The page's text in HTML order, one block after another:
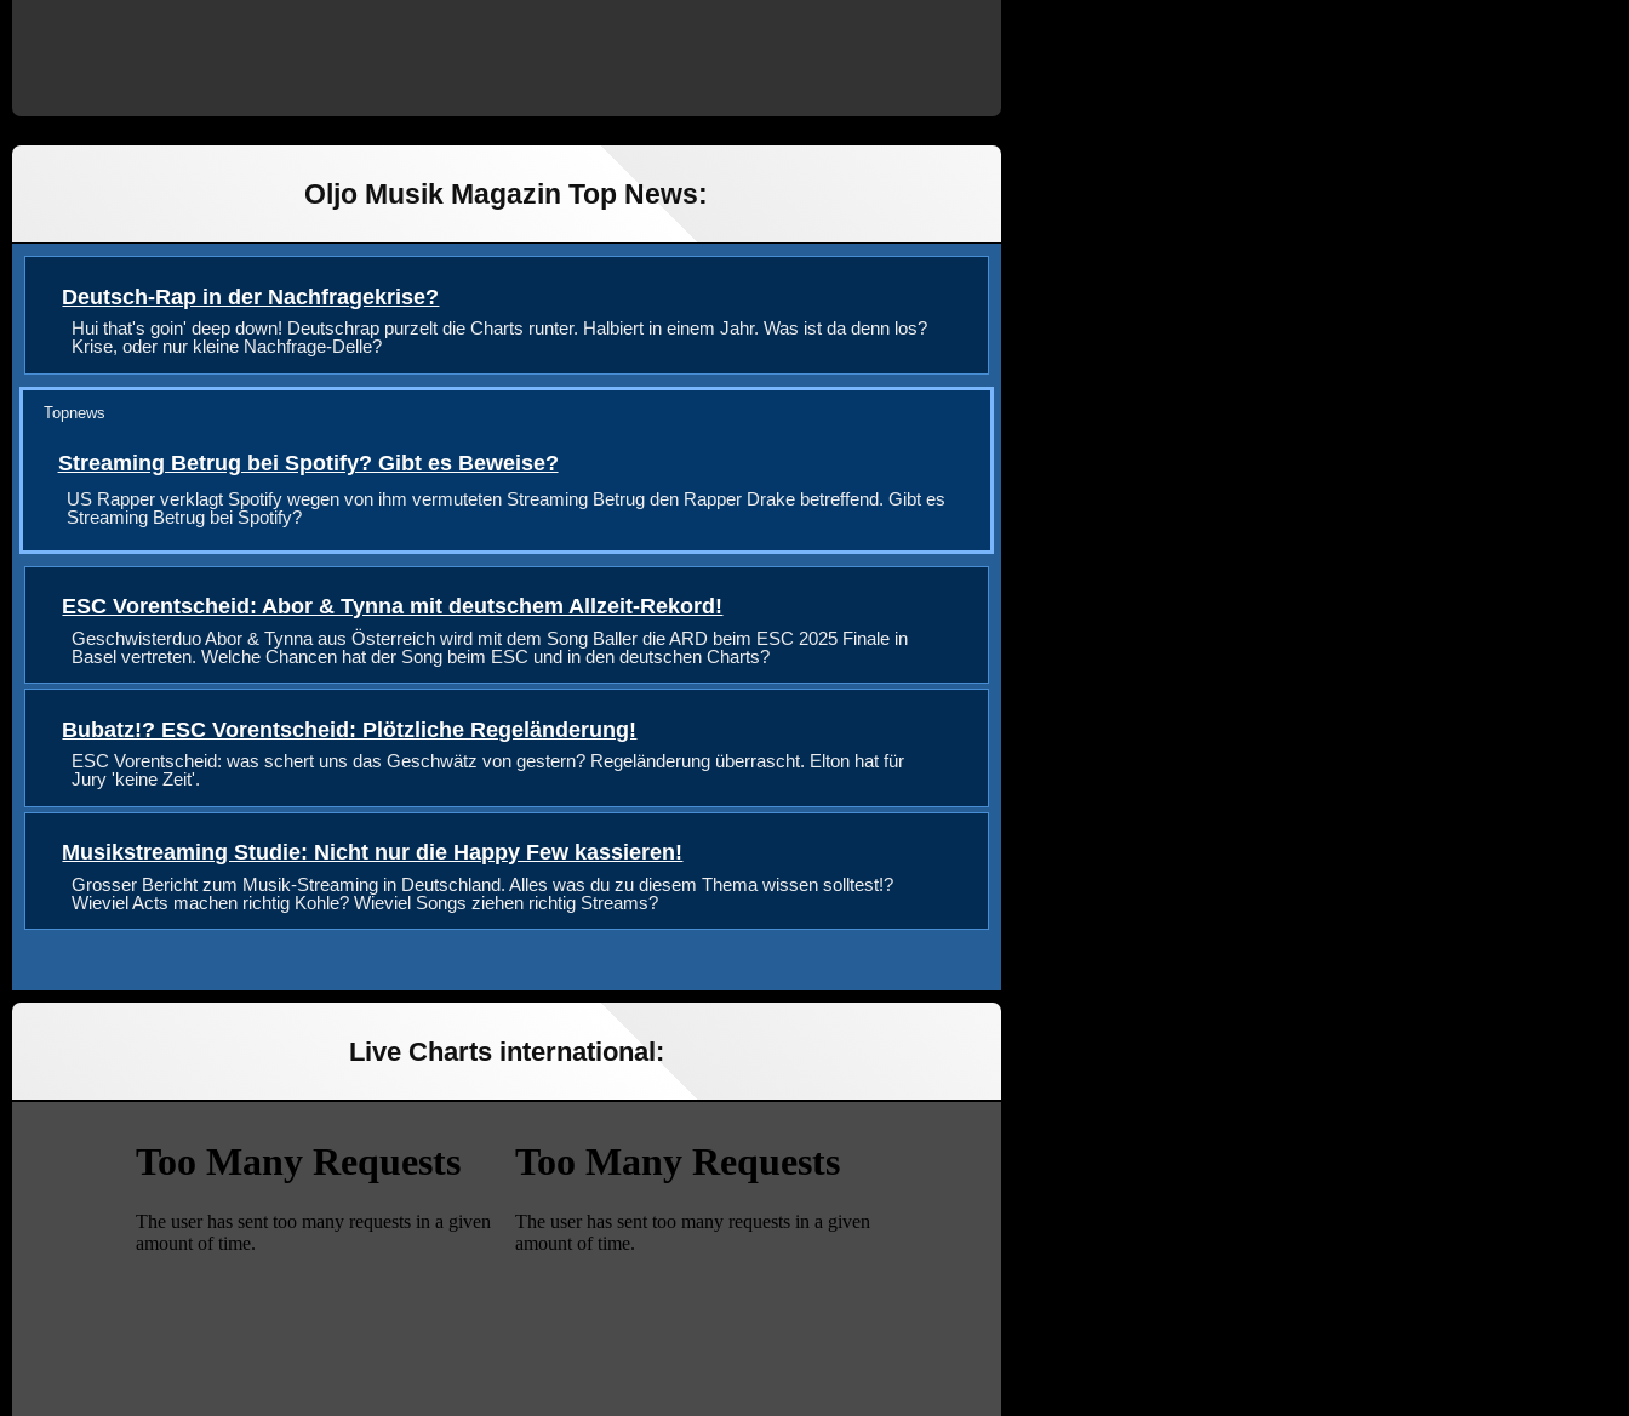
Oljo Musik Magazin Top News:
Deutsch-Rap in der Nachfragekrise?
Hui that's goin' deep down! Deutschrap purzelt die Charts runter. Halbiert in einem Jahr. Was ist da denn los?
Krise, oder nur kleine Nachfrage-Delle?
Topnews
Streaming Betrug bei Spotify? Gibt es Beweise?
US Rapper verklagt Spotify wegen von ihm vermuteten Streaming Betrug den Rapper Drake betreffend. Gibt es
Streaming Betrug bei Spotify?
ESC Vorentscheid: Abor & Tynna mit deutschem Allzeit-Rekord!
Geschwisterduo Abor & Tynna aus Österreich wird mit dem Song Baller die ARD beim ESC 2025 Finale in
Basel vertreten. Welche Chancen hat der Song beim ESC und in den deutschen Charts?
Bubatz!? ESC Vorentscheid: Plötzliche Regeländerung!
ESC Vorentscheid: was schert uns das Geschwätz von gestern? Regeländerung überrascht. Elton hat für
Jury 'keine Zeit'.
Musikstreaming Studie: Nicht nur die Happy Few kassieren!
Grosser Bericht zum Musik-Streaming in Deutschland. Alles was du zu diesem Thema wissen solltest!?
Wieviel Acts machen richtig Kohle? Wieviel Songs ziehen richtig Streams?
Live Charts international: